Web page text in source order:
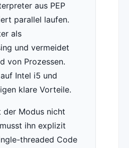
aus PEP
parallel laufen.
als
und vermeidet
von Prozessen.
Intel i5 und
klare Vorteile.
der Modus nicht
ihn explizit
threaded Code